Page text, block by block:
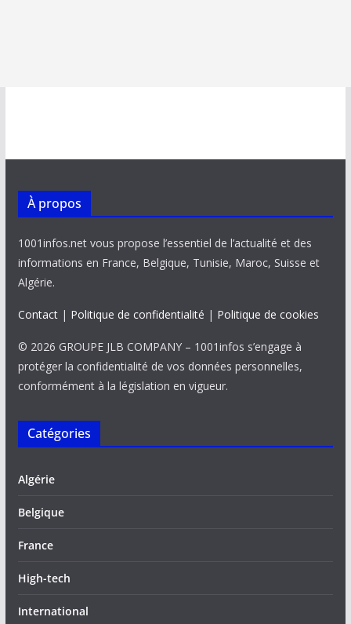
À propos
1001infos.net vous propose l’essentiel de l’actualité et des
informations en France, Belgique, Tunisie, Maroc, Suisse et
Algérie.
Contact| Politique de confidentialité | Politique de cookies
© 2026 GROUPE JLB COMPANY – 1001infos s’engage à
protéger la confidentialité de vos données personnelles,
conformément à la législation en vigueur.
Catégories
Algérie
Belgique
France
High-tech
International